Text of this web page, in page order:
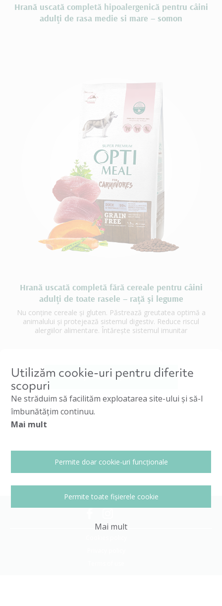
Hrană uscată completă hipoalergenică pentru câini
adulţi de rasa medie si mare – somon
Hrană uscată completă fără cereale pentru câini
adulţi de toate rasele – raţă şi legume
Nu conține cereale și gluten. Păstrează greutatea optimă a
animalului și protejează sistemul digestiv. Reduce riscul
alergiilor alimentare. Întărește sistemul imunitar
Toate produsele pentru câini
Utilizăm cookie-uri pentru diferite
scopuri
Ne străduim să facilităm exploatarea site-ului și să-l
îmbunătățim continuu.
Mai mult
Permite doar cookie-uri funcționale
Permite toate fișierele cookie
Mai mult